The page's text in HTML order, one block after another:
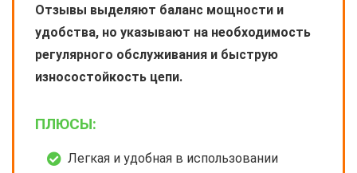
Отзывы выделяют баланс мощности и
удобства, но указывают на необходимость
регулярного обслуживания и быструю
износостойкость цепи.
ПЛЮСЫ:
Легкая и удобная в использовании